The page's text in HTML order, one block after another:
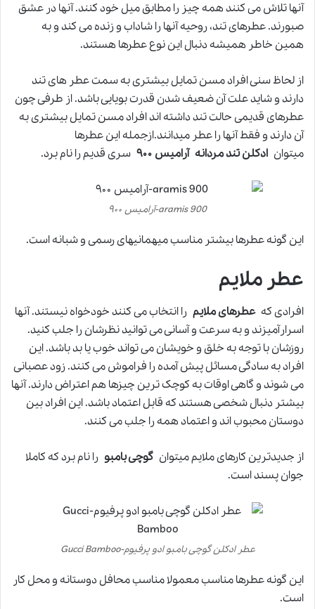
آنها تلاش می کنند همه چیز را مطابق میل خود کنند. آنها در عشق
صبورند. عطرهای تند، روحیه آنها را شاداب و زنده می کند و به
همین خاطر همیشه دنبال این نوع عطرها هستند.
از لحاظ سنی افراد مسن تمایل بیشتری به سمت عطر های تند
دارند و شاید علت آن ضعیف شدن قدرت بویایی باشد. از طرفی چون
عطرهای قدیمی حالت تند داشته اند افراد مسن تمایل بیشتری به
آن دارند و فقط آنها را عطر میدانند.ازجمله این عطرها
میتوان ادکلن تند مردانه آرامیس ۹۰۰ سری قدیم را نام برد.
aramis 900-آرامیس ۹۰۰
این گونه عطرها بیشتر مناسب میهمانیهای رسمی و شبانه است.
عطر ملایم
افرادی کهعطرهای ملایم را انتخاب می کنند خودخواه نیستند. آنها
اسرارآمیزند و به سرعت و آسانی می توانید نظرشان را جلب کنید.
روزشان با توجه به خلق و خویشان می تواند خوب یا بد باشد. این
افراد به سادگی مسائل پیش آمده را فراموش می کنند. زود عصبانی
می شوند و گاهی اوقات به کوچک ترین چیزها هم اعتراض دارند. آنها
بیشتر دنبال شخصی هستند که قابل اعتماد باشد. این افراد بین
دوستان محبوب اند و اعتماد همه را جلب می کنند.
از جدیدترین کارهای ملایم میتوان گوچی بامبو را نام برد که کاملا
جوان پسند است.
عطر ادکلن گوچی بامبو ادو پرفیوم-Gucci Bamboo
این گونه عطرها مناسب معمولا مناسب محافل دوستانه و محل کار
است.